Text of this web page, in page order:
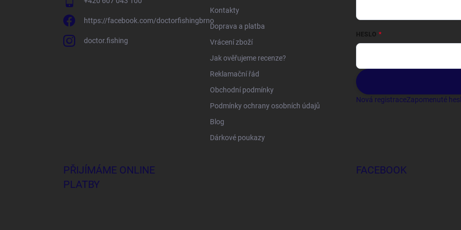
https://facebook.com/doctorfishingbrno
doctor.fishing
Kontakty
Doprava a platba
Vrácení zboží
Jak ověřujeme recenze?
Reklamační řád
Obchodní podmínky
Podmínky ochrany osobních údajů
Blog
Dárkové poukazy
HESLO
Nová registraceZapomenuté
PŘIJÍMÁME ONLINE
PLATBY
FACEBOOK